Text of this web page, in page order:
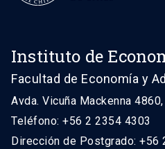
Instituto de
Facultad de Economía y
Avda. Vicuña Mackenna
Teléfono: +56 2 2354 4303
Dirección de Postgrado: +56